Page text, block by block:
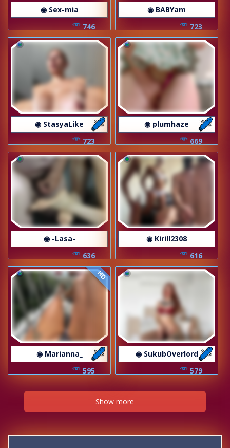
◉ Sex-mia
746
◉ BABYam
723
◉ StasyaLike
723
◉ plumhaze
669
◉ -Lasa-
636
◉ Kirill2308
616
HD
◉ Marianna_
595
◉ SukubOverlord
579
Show more